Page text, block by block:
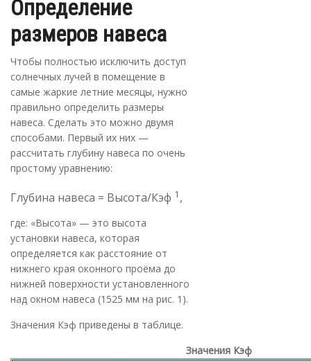
Определение
размеров навеса
Чтобы полностью исключить доступ
солнечных лучей в помещение в
самые жаркие летние месяцы, нужно
правильно определить размеры
навеса. Сделать это можно двумя
способами. Первый их них —
рассчитать глубину навеса по очень
простому уравнению:
Глубина навеса = Высота/Кэф 1 ,
где: «Высота» — это высота
установки навеса, которая
определяется как расстояние от
нижнего края оконного проёма до
нижней поверхности установленного
над окном навеса (1525 мм на рис. 1).
Значения Кэф приведены в таблице.
Значения Кэф